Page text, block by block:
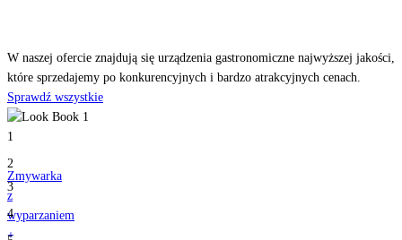
W naszej ofercie znajdują się urządzenia gastronomiczne najwyższej jakości,
które sprzedajemy po konkurencyjnych i bardzo atrakcyjnych cenach.
Sprawdź wszystkie
1
Zmywarka
z
wyparzaniem
+
2
3
4